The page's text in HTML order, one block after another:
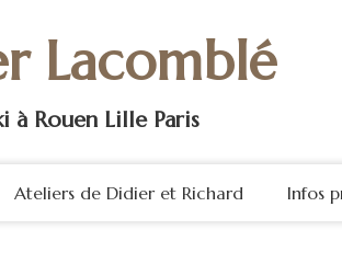
Lacomblé
à Rouen Lille Paris
Ateliers de Didier et Richard Infos